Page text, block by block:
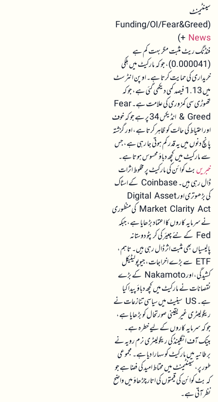
سینٹیمنٹ
(Funding/OI/Fear&Greed
+ News
)
فنڈنگ ریٹ مثبت مگر بہت کم ہے
(0.000041)، جو کہ مارکیٹ میں ہلکی
خریداری کی حمایت کرتا ہے۔ اوپن انٹرسٹ
میں 1.13 فیصد کمی دیکھی گئی ہے، جو کہ
تھوڑی سی کمزوری کی علامت ہے۔ Fear
& Greed انڈیکس 34 پر ہے جو کہ خوف
اور احتیاط کی حالت کو ظاہر کرتا ہے، اور گزشتہ
پانچ دنوں میں یہ قدر کم ہوتی جا رہی ہے، جس
سے مارکیٹ میں کچھ دباؤ محسوس ہوتا ہے۔
خبریںبٹ کوائن کی مارکیٹ پر مخلوط اثرات
ڈال رہی ہیں۔ Coinbase کے اسٹاک
کی بڑھوتری اور Digital Asset
Market Clarity Act کی منظوری
نے سرمایہ کاروں کا اعتماد بڑھایا ہے، جبکہ
Fed کے نئے چیئر کی کرپٹو دوستانہ
پالیسیاں بھی مثبت اثر ڈال رہی ہیں۔ تاہم،
ETF سے بڑے اخراجات، جیوپولیٹیکل
کشیدگی، اور Nakamoto کے بڑے
نقصانات نے مارکیٹ میں کچھ دباؤ پیدا کیا
ہے۔ US سینیٹ میں سیاسی تنازعات نے
ریگولیٹری غیر یقینی صورتحال کو بڑھایا ہے،
جو کہ سرمایہ کاروں کے لیے خطرہ ہے۔
بینک آف انگلینڈ کی ریگولیٹری نرم رویہ نے
برطانیہ میں مارکیٹ کو سہارا دیا ہے۔ مجموعی
طور پر، سینٹیمنٹ میں محتاط امید کی فضا ہے جو
کہ بٹ کوائن کی قیمتوں کی اتار چڑھاؤ میں واضح
نظر آتی ہے۔